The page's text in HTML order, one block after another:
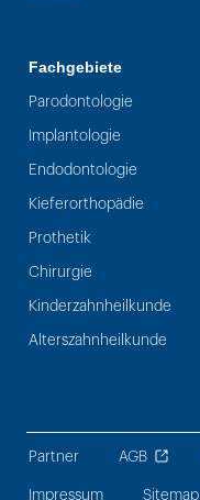
Fachgebiete
Parodontologie
Implantologie
Endodontologie
Kieferorthopädie
Prothetik
Chirurgie
Kinderzahnheilkunde
Alterszahnheilkunde
Partner AGB
Impressum Sitemap